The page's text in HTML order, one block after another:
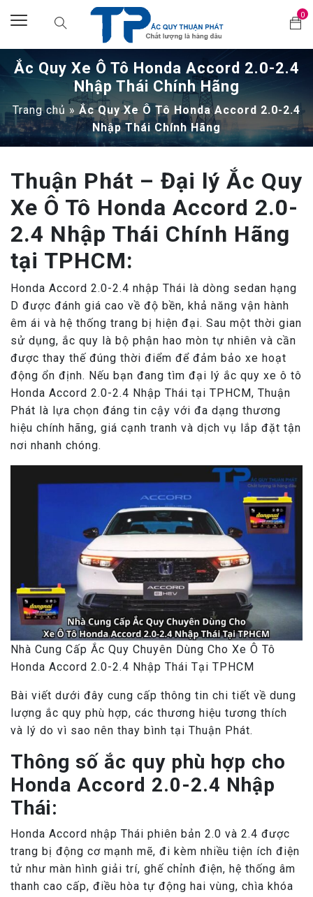
0
Ắc Quy Xe Ô Tô Honda Accord 2.0-2.4
Nhập Thái Chính Hãng
Trang chủ » Ắc Quy Xe Ô Tô Honda Accord 2.0-2.4
Nhập Thái Chính Hãng
Thuận Phát – Đại lý Ắc Quy
Xe Ô Tô Honda Accord 2.0-
2.4 Nhập Thái Chính Hãng
tại TPHCM:
Honda Accord 2.0-2.4 nhập Thái là dòng sedan hạng
D được đánh giá cao về độ bền, khả năng vận hành
êm ái và hệ thống trang bị hiện đại. Sau một thời gian
sử dụng, ắc quy là bộ phận hao mòn tự nhiên và cần
được thay thế đúng thời điểm để đảm bảo xe hoạt
động ổn định. Nếu bạn đang tìm đại lý ắc quy xe ô tô
Honda Accord 2.0-2.4 Nhập Thái tại TPHCM, Thuận
Phát là lựa chọn đáng tin cậy với đa dạng thương
hiệu chính hãng, giá cạnh tranh và dịch vụ lắp đặt tận
nơi nhanh chóng.
Nhà Cung Cấp Ắc Quy Chuyên Dùng Cho Xe Ô Tô
Honda Accord 2.0-2.4 Nhập Thái Tại TPHCM
Bài viết dưới đây cung cấp thông tin chi tiết về dung
lượng ắc quy phù hợp, các thương hiệu tương thích
và lý do vì sao nên thay bình tại Thuận Phát.
Thông số ắc quy phù hợp cho
Honda Accord 2.0-2.4 Nhập
Thái:
Honda Accord nhập Thái phiên bản 2.0 và 2.4 được
trang bị động cơ mạnh mẽ, đi kèm nhiều tiện ích điện
tử như màn hình giải trí, ghế chỉnh điện, hệ thống âm
thanh cao cấp, điều hòa tự động hai vùng, chìa khóa